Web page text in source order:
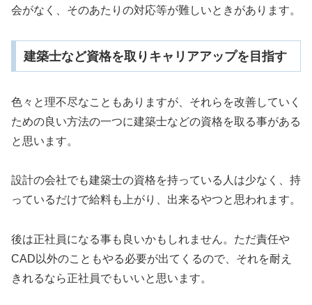
会がなく、そのあたりの対応等が難しいときがあります。
建築士など資格を取りキャリアアップを目指す
色々と理不尽なこともありますが、それらを改善していく
ための良い方法の一つに建築士などの資格を取る事がある
と思います。
設計の会社でも建築士の資格を持っている人は少なく、持
っているだけで給料も上がり、出来るやつと思われます。
後は正社員になる事も良いかもしれません。ただ責任や
CAD以外のこともやる必要が出てくるので、それを耐え
きれるなら正社員でもいいと思います。